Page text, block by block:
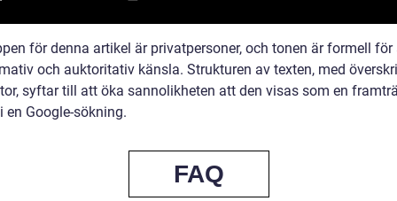
för denna artikel är privatpersoner, och tonen är formell för
och auktoritativ känsla. Strukturen av texten, med
syftar till att öka sannolikheten att den visas som en
en Google-sökning.
FAQ